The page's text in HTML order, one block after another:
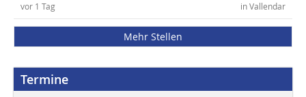
in Vallendar
vor 1 Tag
Mehr Stellen
Termine